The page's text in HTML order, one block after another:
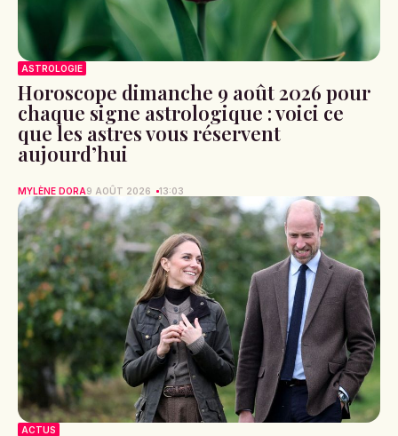
ASTROLOGIE
Horoscope dimanche 9 août 2026 pour
chaque signe astrologique : voici ce
que les astres vous réservent
aujourd’hui
MYLÈNE DORA9 AOÛT 2026 13:03
ACTUS